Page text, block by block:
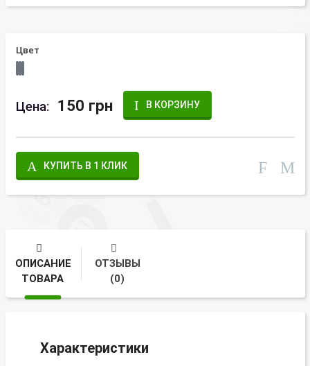
Цвет
Цена: 150 грн В КОРЗИНУ
КУПИТЬ В 1 КЛИК
ОПИСАНИЕ
ТОВАРА
ОТЗЫВЫ
(0)
Характеристики